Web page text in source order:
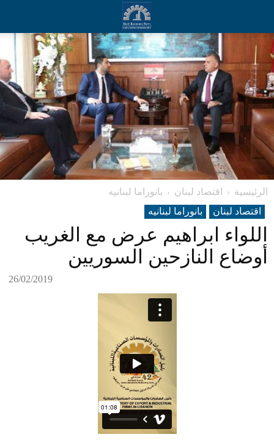
الرئيسية اقتصاد لبنان
بانوراما لبنانیه
اقتصاد لبنان
بانوراما لبنانیه
اللواء ابراهيم عرض مع الغريب
أوضاع النازحين السوريين
26/02/2019